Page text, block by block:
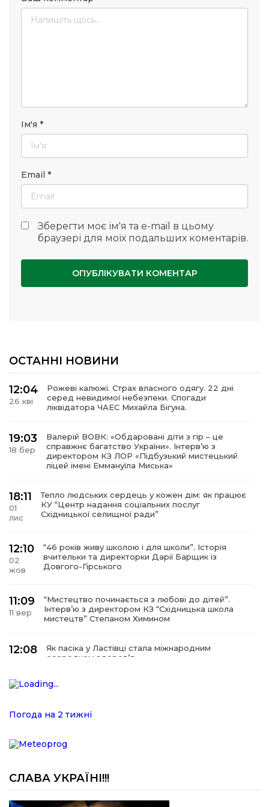
Ім'я *
Email *
Зберегти моє ім'я та e-mail в цьому
браузері для моїх подальших коментарів.
ОСТАННІ НОВИНИ
12:04
26 кві
Рожеві калюжі. Страх власного одягу. 22 дні
серед невидимої небезпеки. Спогади
ліквідатора ЧАЕС Михайла Бігуна.
19:03
18 бер
Валерій ВОВК: «Обдаровані діти з гір – це
справжнє багатство України». Інтервʼю з
директором КЗ ЛОР «Підбузький мистецький
ліцей імені Еммануїла Миська»
18:11
01
лис
Тепло людських сердець у кожен дім: як працює
КУ “Центр надання соціальних послуг
Східницької селищної ради”
12:10
02
жов
“46 років живу школою і для школи”. Історія
вчительки та директорки Дарії Барщик із
Довгого-Гірського
11:09
11 вер
“Мистецтво починається з любові до дітей”.
Інтерв’ю з директором КЗ “Східницька школа
мистецтв” Степаном Химином
12:08
Як пасіка у Ластівці стала міжнародним
осередком здоров’я
15 лип
“Респект — Гаївка”
17:07
Віра, що не згасає. Історія сили духу,
Баброцяк
20:06
Нескорена сила зі Східниці. Анна Іроденко –
Погода на 2 тижні
СЛАВА УКРАЇНІ!!!